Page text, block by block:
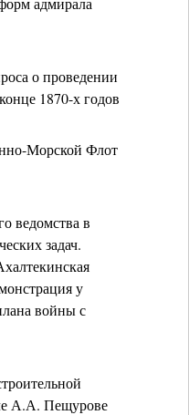
о проведении
1870-х годов
Морской Флот
ведомства в
задач.
у
войны с
А.А. Пещурове